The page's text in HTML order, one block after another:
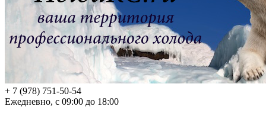
+ 7 (978) 751-50-54
Ежедневно, с 09:00 до 18:00